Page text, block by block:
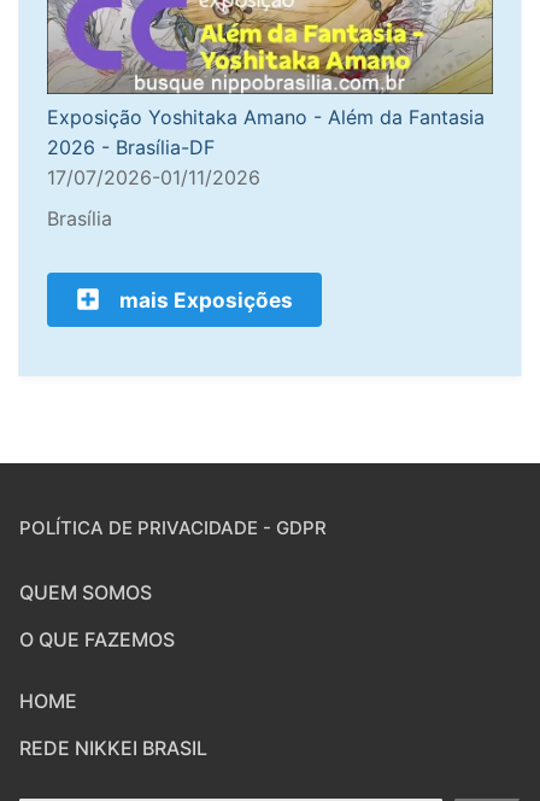
Exposição Yoshitaka Amano - Além da Fantasia
2026 - Brasília-DF
17/07/2026-01/11/2026
Brasília
mais Exposições
POLÍTICA DE PRIVACIDADE - GDPR
QUEM SOMOS
O QUE FAZEMOS
HOME
REDE NIKKEI BRASIL